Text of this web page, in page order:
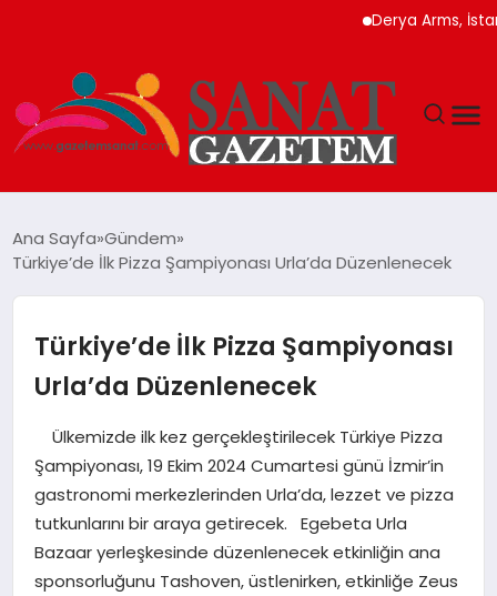
Derya Arms, İstanbul
TEKNOLOJI
SIYASET
SPOR
YAŞAM
EKONOMI
SAĞLIK
Ana Sayfa Gündem
Türkiye’de İlk Pizza Şampiyonası Urla’da Düzenlenecek
Türkiye’de İlk Pizza Şampiyonası
Urla’da Düzenlenecek
Ülkemizde ilk kez gerçekleştirilecek Türkiye Pizza
Şampiyonası, 19 Ekim 2024 Cumartesi günü İzmir’in
gastronomi merkezlerinden Urla’da, lezzet ve pizza
tutkunlarını bir araya getirecek. Egebeta Urla
Bazaar yerleşkesinde düzenlenecek etkinliğin ana
sponsorluğunu Tashoven, üstlenirken, etkinliğe Zeus